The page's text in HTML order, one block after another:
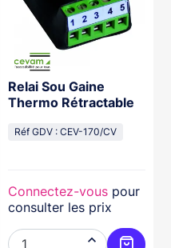
Relai Sou Gaine
Thermo Rétractable
Réf GDV : CEV-170/CV
Connectez-vous pour
consulter les prix
